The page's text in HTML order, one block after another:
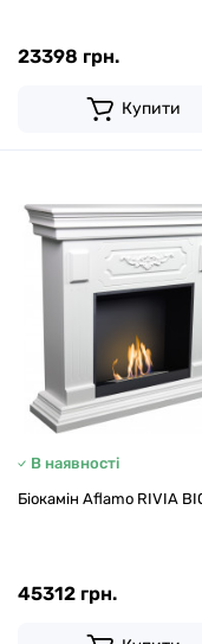
23398 грн.
Купити
В наявності
Біокамін Aflamo RIVIA
45312 грн.